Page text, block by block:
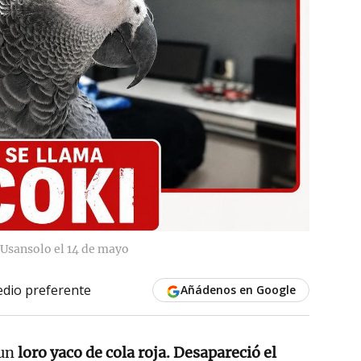
el 14 de mayo
preferente Añádenos en Google
loro yaco de cola roja.Desapareció el